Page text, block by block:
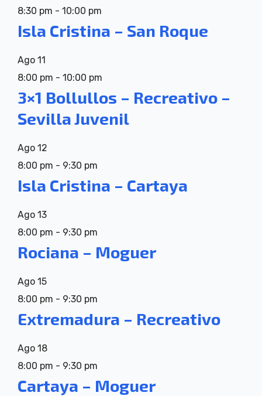
8:30 pm - 10:00 pm
Isla Cristina – San Roque
Ago 11
8:00 pm - 10:00 pm
3×1 Bollullos – Recreativo –
Sevilla Juvenil
Ago 12
8:00 pm - 9:30 pm
Isla Cristina – Cartaya
Ago 13
8:00 pm - 9:30 pm
Rociana – Moguer
Ago 15
8:00 pm - 9:30 pm
Extremadura – Recreativo
Ago 18
8:00 pm - 9:30 pm
Cartaya – Moguer